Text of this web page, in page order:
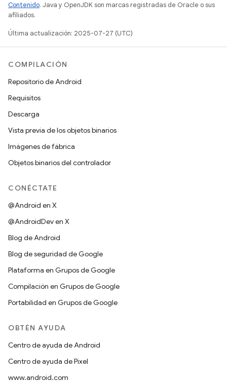
Contenido. Java y OpenJDK son marcas registradas de Oracle o sus
afiliados.
Última actualización: 2025-07-27 (UTC)
COMPILACIÓN
Repositorio de Android
Requisitos
Descarga
Vista previa de los objetos binarios
Imágenes de fábrica
Objetos binarios del controlador
CONÉCTATE
@Android en X
@AndroidDev en X
Blog de Android
Blog de seguridad de Google
Plataforma en Grupos de Google
Compilación en Grupos de Google
Portabilidad en Grupos de Google
OBTÉN AYUDA
Centro de ayuda de Android
Centro de ayuda de Pixel
www.android.com